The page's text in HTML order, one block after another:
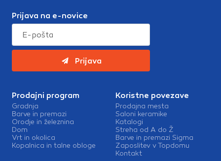
Prijava na e-novice
Prijava
Prodajni program
Gradnja
Barve in premazi
Orodje in železnina
Dom
Vrt in okolica
Kopalnica in talne obloge
Koristne povezave
Prodajna mesta
Saloni keramike
Katalogi
Streha od A do Ž
Barve in premazi Sigma
Zaposlitev v Topdomu
Kontakt